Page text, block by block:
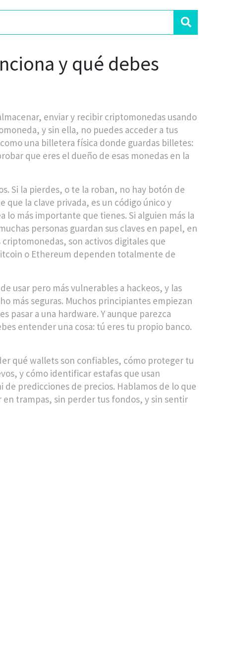
y qué debes
enviar y recibir criptomonedas usando
, y sin ella, no puedes acceder a tus
una billetera física donde guardas billetes:
que eres el dueño de esas monedas en la
Si la pierdes, o te la roban, no hay botón de
que la clave privada, es un código único y
lo más importante que tienes. Si alguien más la
personas guardan sus claves en papel, en
criptomonedas, son activos digitales que
o Ethereum dependen totalmente de
usar pero más vulnerables a hackeos, y las
más seguras. Muchos principiantes empiezan
pasar a una hardware. Y aunque parezca
entender una cosa: tú eres tu propio banco.
qué wallets son confiables, cómo proteger tu
y cómo identificar estafas que usan
predicciones de precios. Hablamos de lo que
trampas, sin perder tus fondos, y sin sentir